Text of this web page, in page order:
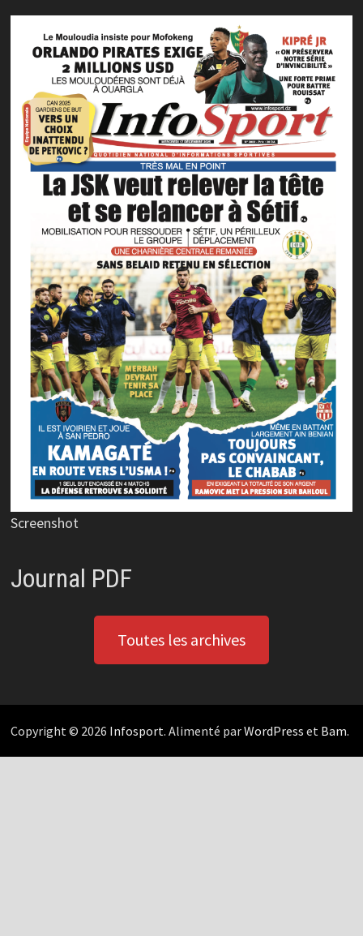
Screenshot
Journal PDF
Toutes les archives
Copyright © 2026 Infosport. Alimenté parWordPress et Bam.